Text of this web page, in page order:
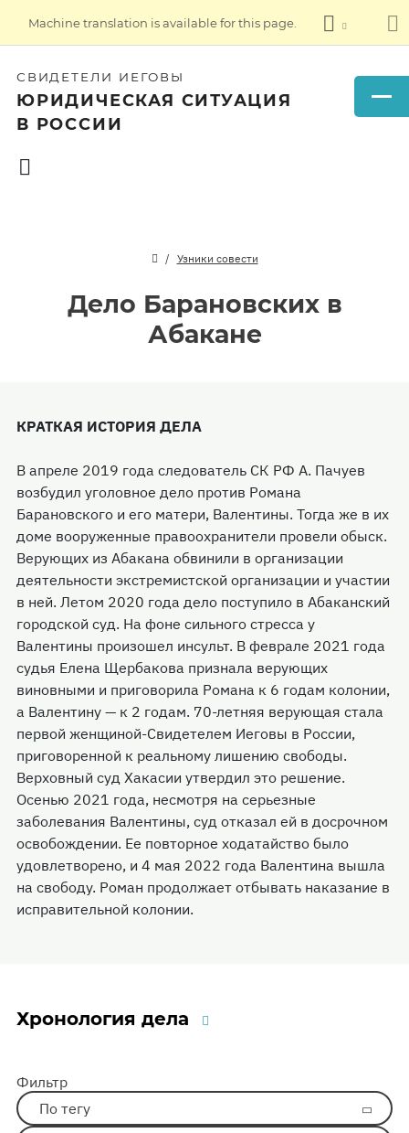
Machine translation is available for this page.
СВИДЕТЕЛИ ИЕГОВЫ
ЮРИДИЧЕСКАЯ СИТУАЦИЯ
В РОССИИ
Узники совести
Дело Барановских в
Абакане
КРАТКАЯ ИСТОРИЯ ДЕЛА
В апреле 2019 года следователь СК РФ А. Пачуев
возбудил уголовное дело против Романа
Барановского и его матери, Валентины. Тогда же в их
доме вооруженные правоохранители провели обыск.
Верующих из Абакана обвинили в организации
деятельности экстремистской организации и участии
в ней. Летом 2020 года дело поступило в Абаканский
городской суд. На фоне сильного стресса у
Валентины произошел инсульт. В феврале 2021 года
судья Елена Щербакова признала верующих
виновными и приговорила Романа к 6 годам колонии,
а Валентину — к 2 годам. 70-летняя верующая стала
первой женщиной-Свидетелем Иеговы в России,
приговоренной к реальному лишению свободы.
Верховный суд Хакасии утвердил это решение.
Осенью 2021 года, несмотря на серьезные
заболевания Валентины, суд отказал ей в досрочном
освобождении. Ее повторное ходатайство было
удовлетворено, и 4 мая 2022 года Валентина вышла
на свободу. Роман продолжает отбывать наказание в
исправительной колонии.
Хронология дела
Фильтр
По тегу